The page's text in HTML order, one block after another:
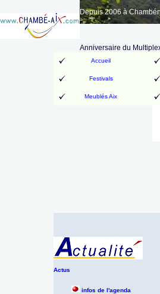
Depuis 2006 à
Anniversaire du
Accueil
Festivals
Meublés Aix
Actus
infos de l'agenda